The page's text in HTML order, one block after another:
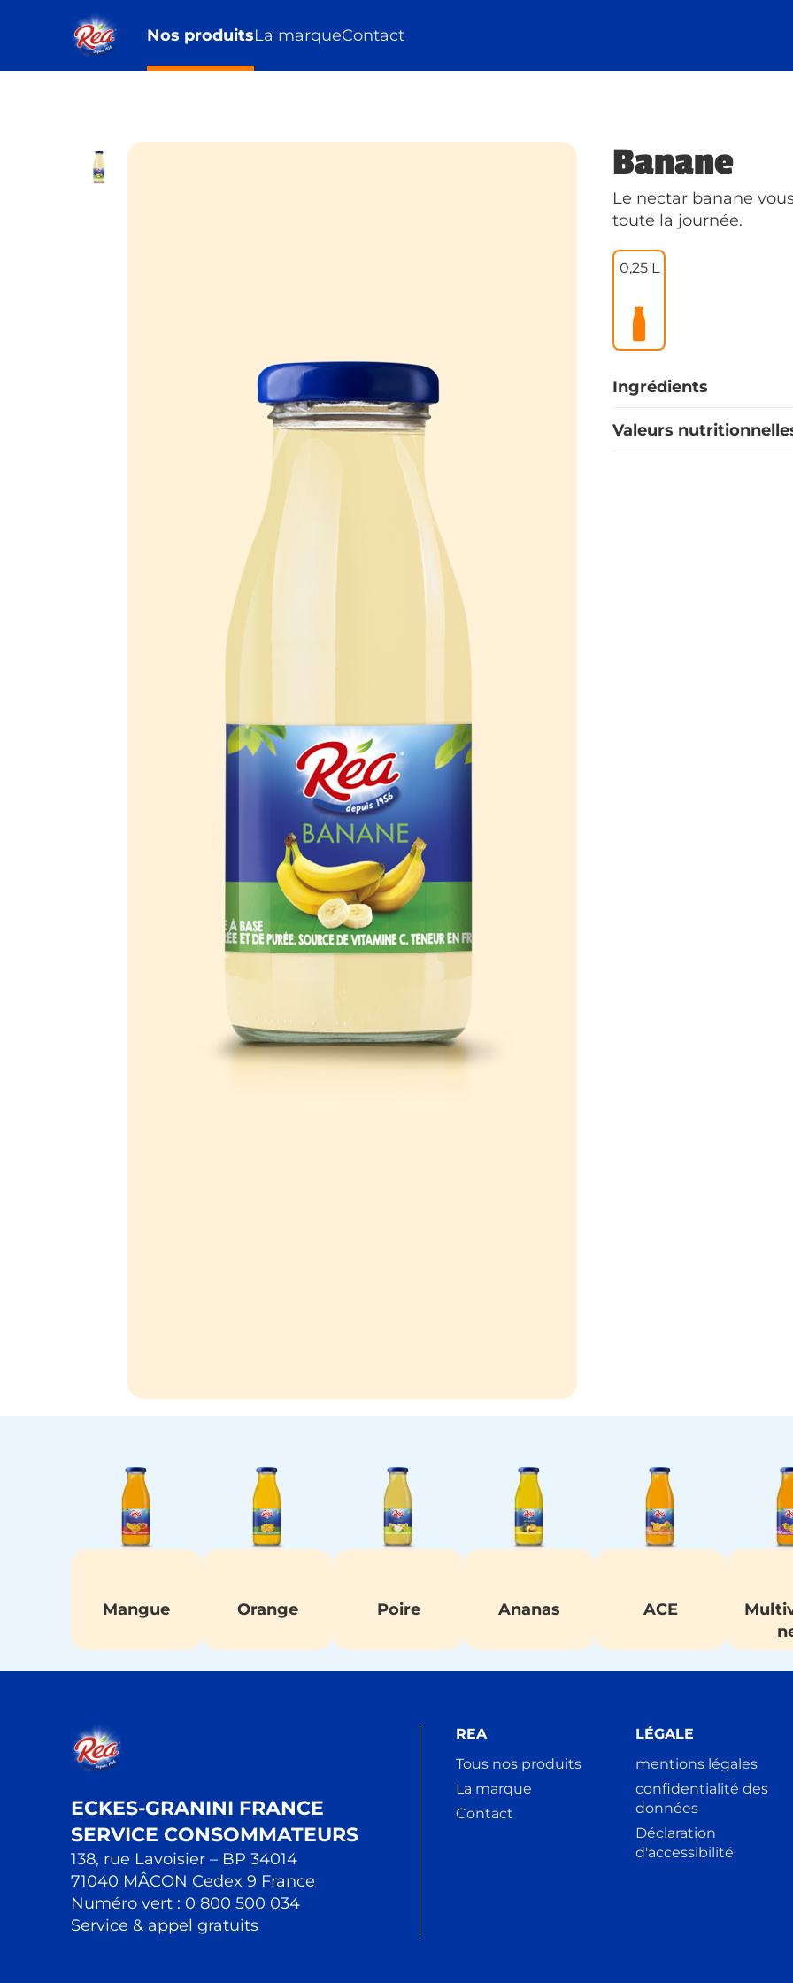
Passer au contenu principal
Nos produitsLa marqueContact
Banane
Le nectar banane
toute la journée.
0,25 L
Ingrédients
Valeurs
Mangue Orange Poire Ananas ACE
ECKES-GRANINI FRANCE
SERVICE CONSOMMATEURS
138, rue Lavoisier – BP 34014
71040 MÂCON Cedex 9 France
Numéro vert : 0 800 500 034
Service & appel gratuits
REA
Tous nos produits
La marque
Contact
LÉGALE
mentions légales
confidentialité des
données
Déclaration
d'accessibilité